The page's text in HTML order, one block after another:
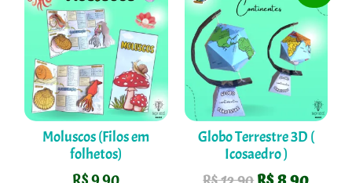
Moluscos (Filos em
folhetos)
Globo Terrestre 3D (
Icosaedro )